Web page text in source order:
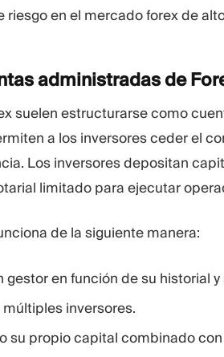
en el mercado forex de
administradas de
suelen estructurarse como
a los inversores ceder el
Los inversores depositan
limitado para ejecutar
de la siguiente manera:
en función de su historial
inversores.
su propio capital combinado